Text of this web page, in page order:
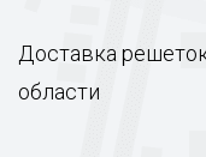
Доставка
области